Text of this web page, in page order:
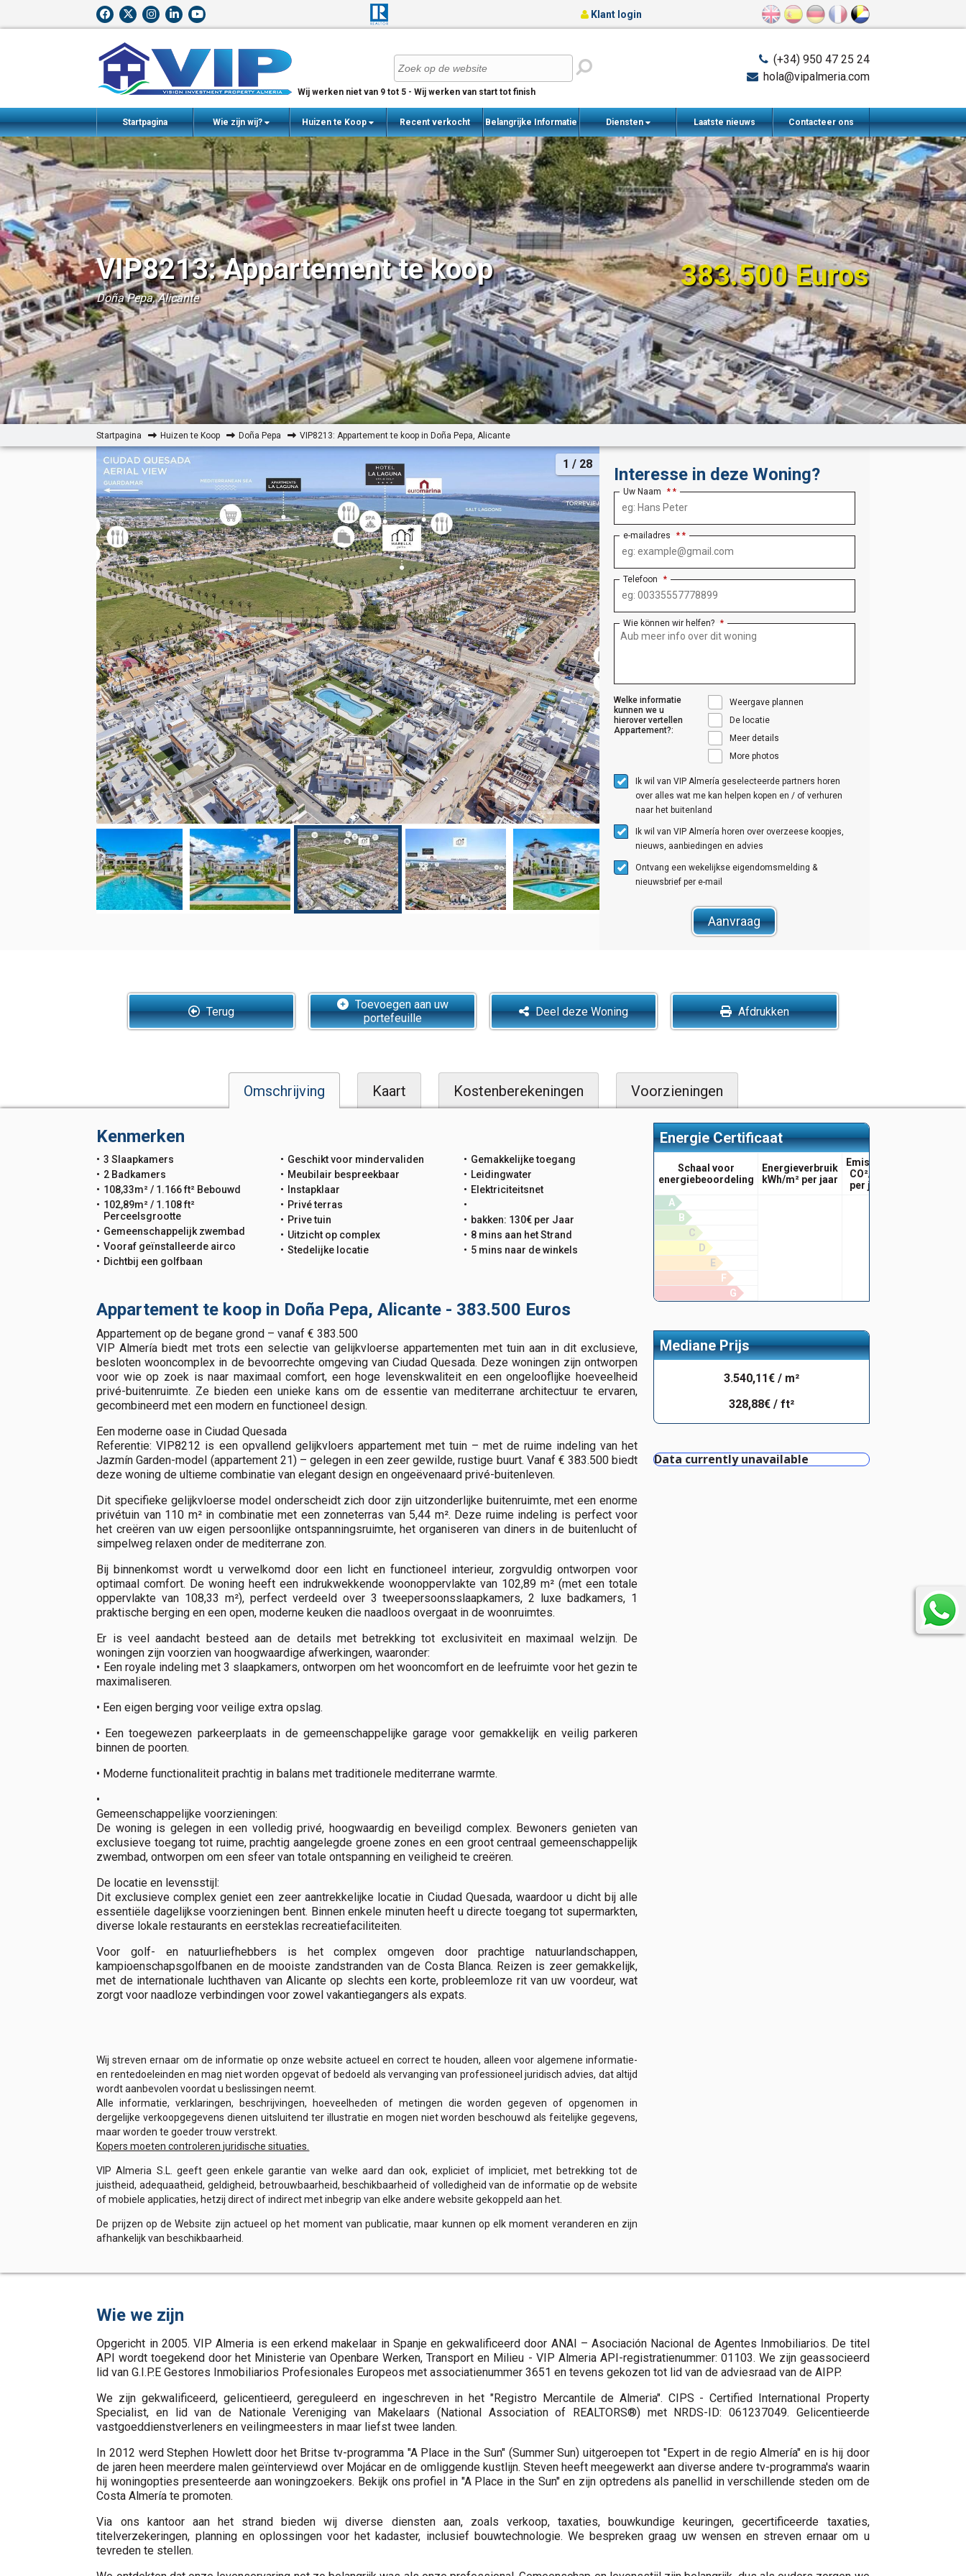
Wij werken niet van 9 tot 5 - Wij werken van start tot finish
(+34) 950 47 25 24
hola@vipalmeria.com
Klant login
Startpagina Wie zijn wij? Huizen te Koop Recent verkocht
woningen
Belangrijke Informatie Diensten Laatste nieuws Contacteer ons
VIP8213: Appartement te koop
Doña Pepa, Alicante
383.500 Euros
Startpagina Huizen te Koop Doña Pepa VIP8213: Appartement te koop in Doña Pepa, Alicante
1 / 28
Interesse in deze Woning?
Uw Naam *
e-mailadres *
Telefoon *
Wie können wir helfen? *
Welke informatie
kunnen we u
hierover vertellen
Appartement?:
Weergave plannen
De locatie
Meer details
More photos
Ik wil van VIP Almería geselecteerde partners horen
over alles wat me kan helpen kopen en / of verhuren
naar het buitenland
Ik wil van VIP Almería horen over overzeese koopjes,
nieuws, aanbiedingen en advies
Ontvang een wekelijkse eigendomsmelding &
nieuwsbrief per e-mail
Aanvraag
Terug
Toevoegen aan uw
portefeuille
Deel deze Woning Afdrukken
Omschrijving Kaart Kostenberekeningen Voorzieningen
Kenmerken
3 Slaapkamers
2 Badkamers
108,33m² / 1.166 ft² Bebouwd
102,89m² / 1.108 ft²
Perceelsgrootte
Gemeenschappelijk zwembad
Vooraf geïnstalleerde airco
Dichtbij een golfbaan
Geschikt voor mindervaliden
Meubilair bespreekbaar
Instapklaar
Privé terras
Prive tuin
Uitzicht op complex
Stedelijke locatie
Gemakkelijke toegang
Leidingwater
Elektriciteitsnet
bakken: 130€ per Jaar
8 mins aan het Strand
5 mins naar de winkels
Appartement te koop in Doña Pepa, Alicante - 383.500 Euros
Appartement op de begane grond – vanaf € 383.500
VIP Almería biedt met trots een selectie van gelijkvloerse appartementen met tuin aan in dit exclusieve,
besloten wooncomplex in de bevoorrechte omgeving van Ciudad Quesada. Deze woningen zijn ontworpen
voor wie op zoek is naar maximaal comfort, een hoge levenskwaliteit en een ongelooflijke hoeveelheid
privé-buitenruimte. Ze bieden een unieke kans om de essentie van mediterrane architectuur te ervaren,
gecombineerd met een modern en functioneel design.
Een moderne oase in Ciudad Quesada
Referentie: VIP8212 is een opvallend gelijkvloers appartement met tuin – met de ruime indeling van het
Jazmín Garden-model (appartement 21) – gelegen in een zeer gewilde, rustige buurt. Vanaf € 383.500 biedt
deze woning de ultieme combinatie van elegant design en ongeëvenaard privé-buitenleven.
Dit specifieke gelijkvloerse model onderscheidt zich door zijn uitzonderlijke buitenruimte, met een enorme
privétuin van 110 m² in combinatie met een zonneterras van 5,44 m². Deze ruime indeling is perfect voor
het creëren van uw eigen persoonlijke ontspanningsruimte, het organiseren van diners in de buitenlucht of
simpelweg relaxen onder de mediterrane zon.
Bij binnenkomst wordt u verwelkomd door een licht en functioneel interieur, zorgvuldig ontworpen voor
optimaal comfort. De woning heeft een indrukwekkende woonoppervlakte van 102,89 m² (met een totale
oppervlakte van 108,33 m²), perfect verdeeld over 3 tweepersoonsslaapkamers, 2 luxe badkamers, 1
praktische berging en een open, moderne keuken die naadloos overgaat in de woonruimtes.
Er is veel aandacht besteed aan de details met betrekking tot exclusiviteit en maximaal welzijn. De
woningen zijn voorzien van hoogwaardige afwerkingen, waaronder:
• Een royale indeling met 3 slaapkamers, ontworpen om het wooncomfort en de leefruimte voor het gezin te
maximaliseren.
• Een eigen berging voor veilige extra opslag.
• Een toegewezen parkeerplaats in de gemeenschappelijke garage voor gemakkelijk en veilig parkeren
binnen de poorten.
• Moderne functionaliteit prachtig in balans met traditionele mediterrane warmte.
•
Gemeenschappelijke voorzieningen:
De woning is gelegen in een volledig privé, hoogwaardig en beveiligd complex. Bewoners genieten van
exclusieve toegang tot ruime, prachtig aangelegde groene zones en een groot centraal gemeenschappelijk
zwembad, ontworpen om een ​​sfeer van totale ontspanning en veiligheid te creëren.
De locatie en levensstijl:
Dit exclusieve complex geniet een zeer aantrekkelijke locatie in Ciudad Quesada, waardoor u dicht bij alle
essentiële dagelijkse voorzieningen bent. Binnen enkele minuten heeft u directe toegang tot supermarkten,
diverse lokale restaurants en eersteklas recreatiefaciliteiten.
Voor golf- en natuurliefhebbers is het complex omgeven door prachtige natuurlandschappen,
kampioenschapsgolfbanen en de mooiste zandstranden van de Costa Blanca. Reizen is zeer gemakkelijk,
met de internationale luchthaven van Alicante op slechts een korte, probleemloze rit van uw voordeur, wat
zorgt voor naadloze verbindingen voor zowel vakantiegangers als expats.
Wij streven ernaar om de informatie op onze website actueel en correct te houden, alleen voor algemene informatie-
en rentedoeleinden en mag niet worden opgevat of bedoeld als vervanging van professioneel juridisch advies, dat altijd
wordt aanbevolen voordat u beslissingen neemt.
Alle informatie, verklaringen, beschrijvingen, hoeveelheden of metingen die worden gegeven of opgenomen in
dergelijke verkoopgegevens dienen uitsluitend ter illustratie en mogen niet worden beschouwd als feitelijke gegevens,
maar worden te goeder trouw verstrekt.
Kopers moeten controleren juridische situaties.
VIP Almeria S.L. geeft geen enkele garantie van welke aard dan ook, expliciet of impliciet, met betrekking tot de
juistheid, adequaatheid, geldigheid, betrouwbaarheid, beschikbaarheid of volledigheid van de informatie op de website
of mobiele applicaties, hetzij direct of indirect met inbegrip van elke andere website gekoppeld aan het.
De prijzen op de Website zijn actueel op het moment van publicatie, maar kunnen op elk moment veranderen en zijn
afhankelijk van beschikbaarheid.
Energie Certificaat
Schaal voor
energiebeoordeling
Energieverbruik
kWh/m² per jaar
Emissies
CO²/m²
per jaar
A
B
C
D
E
F
G
Mediane Prijs
3.540,11€ / m²
328,88€ / ft²
Data currently unavailable
Wie we zijn
Opgericht in 2005. VIP Almeria is een erkend makelaar in Spanje en gekwalificeerd door ANAI – Asociación Nacional de Agentes Inmobiliarios. De titel
API wordt toegekend door het Ministerie van Openbare Werken, Transport en Milieu - VIP Almeria API-registratienummer: 01103. We zijn geassocieerd
lid van G.I.P.E Gestores Inmobiliarios Profesionales Europeos met associatienummer 3651 en tevens gekozen tot lid van de adviesraad van de AIPP.
We zijn gekwalificeerd, gelicentieerd, gereguleerd en ingeschreven in het "Registro Mercantile de Almeria". CIPS - Certified International Property
Specialist, en lid van de Nationale Vereniging van Makelaars (National Association of REALTORS®) met NRDS-ID: 061237049. Gelicentieerde
vastgoeddienstverleners en veilingmeesters in maar liefst twee landen.
In 2012 werd Stephen Howlett door het Britse tv-programma "A Place in the Sun" (Summer Sun) uitgeroepen tot "Expert in de regio Almería" en is hij door
de jaren heen meerdere malen geïnterviewd over Mojácar en de omliggende kustlijn. Steven heeft meegewerkt aan diverse andere tv-programma's waarin
hij woningopties presenteerde aan woningzoekers. Bekijk ons ​​profiel in "A Place in the Sun" en zijn optredens als panellid in verschillende steden om de
Costa Almería te promoten.
Via ons kantoor aan het strand bieden wij diverse diensten aan, zoals verkoop, taxaties, bouwkundige keuringen, gecertificeerde taxaties,
titelverzekeringen, planning en oplossingen voor het kadaster, inclusief bouwtechnologie. We bespreken graag uw wensen en streven ernaar om u
tevreden te stellen.